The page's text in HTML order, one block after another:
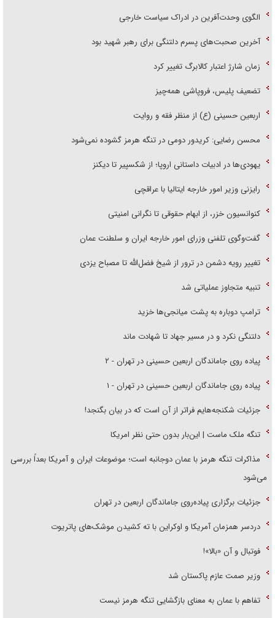
الگوی وحدت‌آفرین در ادراک سیاست خارجی
آخرین صحبت‌های پسرم دلتنگی برای رهبر شهید بود
زمان شارژ اعتبار کالابرگ تغییر کرد
تضعیف پلیس، فروپاشی همه‌چیز
اربعین حسینی (ع) از منظر فقه و روایت
محسن رضایی: کریدور دومی در تنگه هرمز گشوده نمی‌شود
یهودی‌ها در ادبیات داستانی اروپا؛ از شکسپیر تا دیکنز
رایزنی وزیر امور خارجه ایتالیا با عراقچی
کنوانسیون خزر، از ابهام حقوقی تا نگرانی امنیتی
گفت‌وگوی تلفنی وزرای امور خارجه ایران و سلطنت عمان
تغییر رویه دشمن در ترور از شیخ فضل‌الله تا مصباح یزدی
تنبیه متجاوز عملیاتی شد
ترامپ دوباره به پشت میانجی‌ها خزید
دلتنگی نکرد و در مسیر جهاد تا شهادت ماند
پیاده روی جاماندگان اربعین حسینی در تهران - ۲
پیاده روی جاماندگان اربعین حسینی در تهران - ۱
جزئیات شکنجه‌هایم فراتر از آن است که در بیان بگنجد!
تنگه ملک ماست | این‌بار بدون حتی نظر امریکا
مذاکرات تنگه هرمز با عمان دوجانبه است؛ موضوعات ایران و آمریکا بعداً بررسی
می‌شود
جزئیات برگزاری پیاده‌روی جاماندگان اربعین در تهران
دردسر همزمان آمریکا و اوکراین با ته کشیدن موشک‌های پاتریوت
فوتبال و آن «بالا»!
وزیر صمت عازم پاکستان شد
تفاهم با عمان به معنای بازگشایی تنگه هرمز نیست